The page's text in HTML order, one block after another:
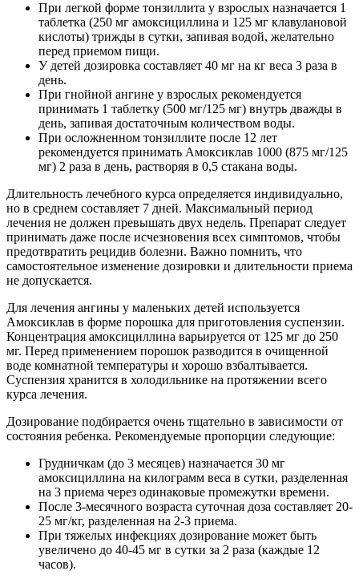
При легкой форме тонзиллита у взрослых назначается 1
таблетка (250 мг амоксициллина и 125 мг клавулановой
кислоты) трижды в сутки, запивая водой, желательно
перед приемом пищи.
У детей дозировка составляет 40 мг на кг веса 3 раза в
день.
При гнойной ангине у взрослых рекомендуется
принимать 1 таблетку (500 мг/125 мг) внутрь дважды в
день, запивая достаточным количеством воды.
При осложненном тонзиллите после 12 лет
рекомендуется принимать Амоксиклав 1000 (875 мг/125
мг) 2 раза в день, растворяя в 0,5 стакана воды.
Длительность лечебного курса определяется индивидуально,
но в среднем составляет 7 дней. Максимальный период
лечения не должен превышать двух недель. Препарат следует
принимать даже после исчезновения всех симптомов, чтобы
предотвратить рецидив болезни. Важно помнить, что
самостоятельное изменение дозировки и длительности приема
не допускается.
Для лечения ангины у маленьких детей используется
Амоксиклав в форме порошка для приготовления суспензии.
Концентрация амоксициллина варьируется от 125 мг до 250
мг. Перед применением порошок разводится в очищенной
воде комнатной температуры и хорошо взбалтывается.
Суспензия хранится в холодильнике на протяжении всего
курса лечения.
Дозирование подбирается очень тщательно в зависимости от
состояния ребенка. Рекомендуемые пропорции следующие:
Грудничкам (до 3 месяцев) назначается 30 мг
амоксициллина на килограмм веса в сутки, разделенная
на 3 приема через одинаковые промежутки времени.
После 3-месячного возраста суточная доза составляет 20-
25 мг/кг, разделенная на 2-3 приема.
При тяжелых инфекциях дозирование может быть
увеличено до 40-45 мг в сутки за 2 раза (каждые 12
часов).